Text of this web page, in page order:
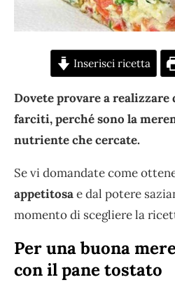
Inserisci ricetta
Dovete provare a
farciti, perché sono la
nutriente che cercate.
Se vi domandate come
appetitosae dal potere
momento di scegliere la
Per una buona
con il pane tostato